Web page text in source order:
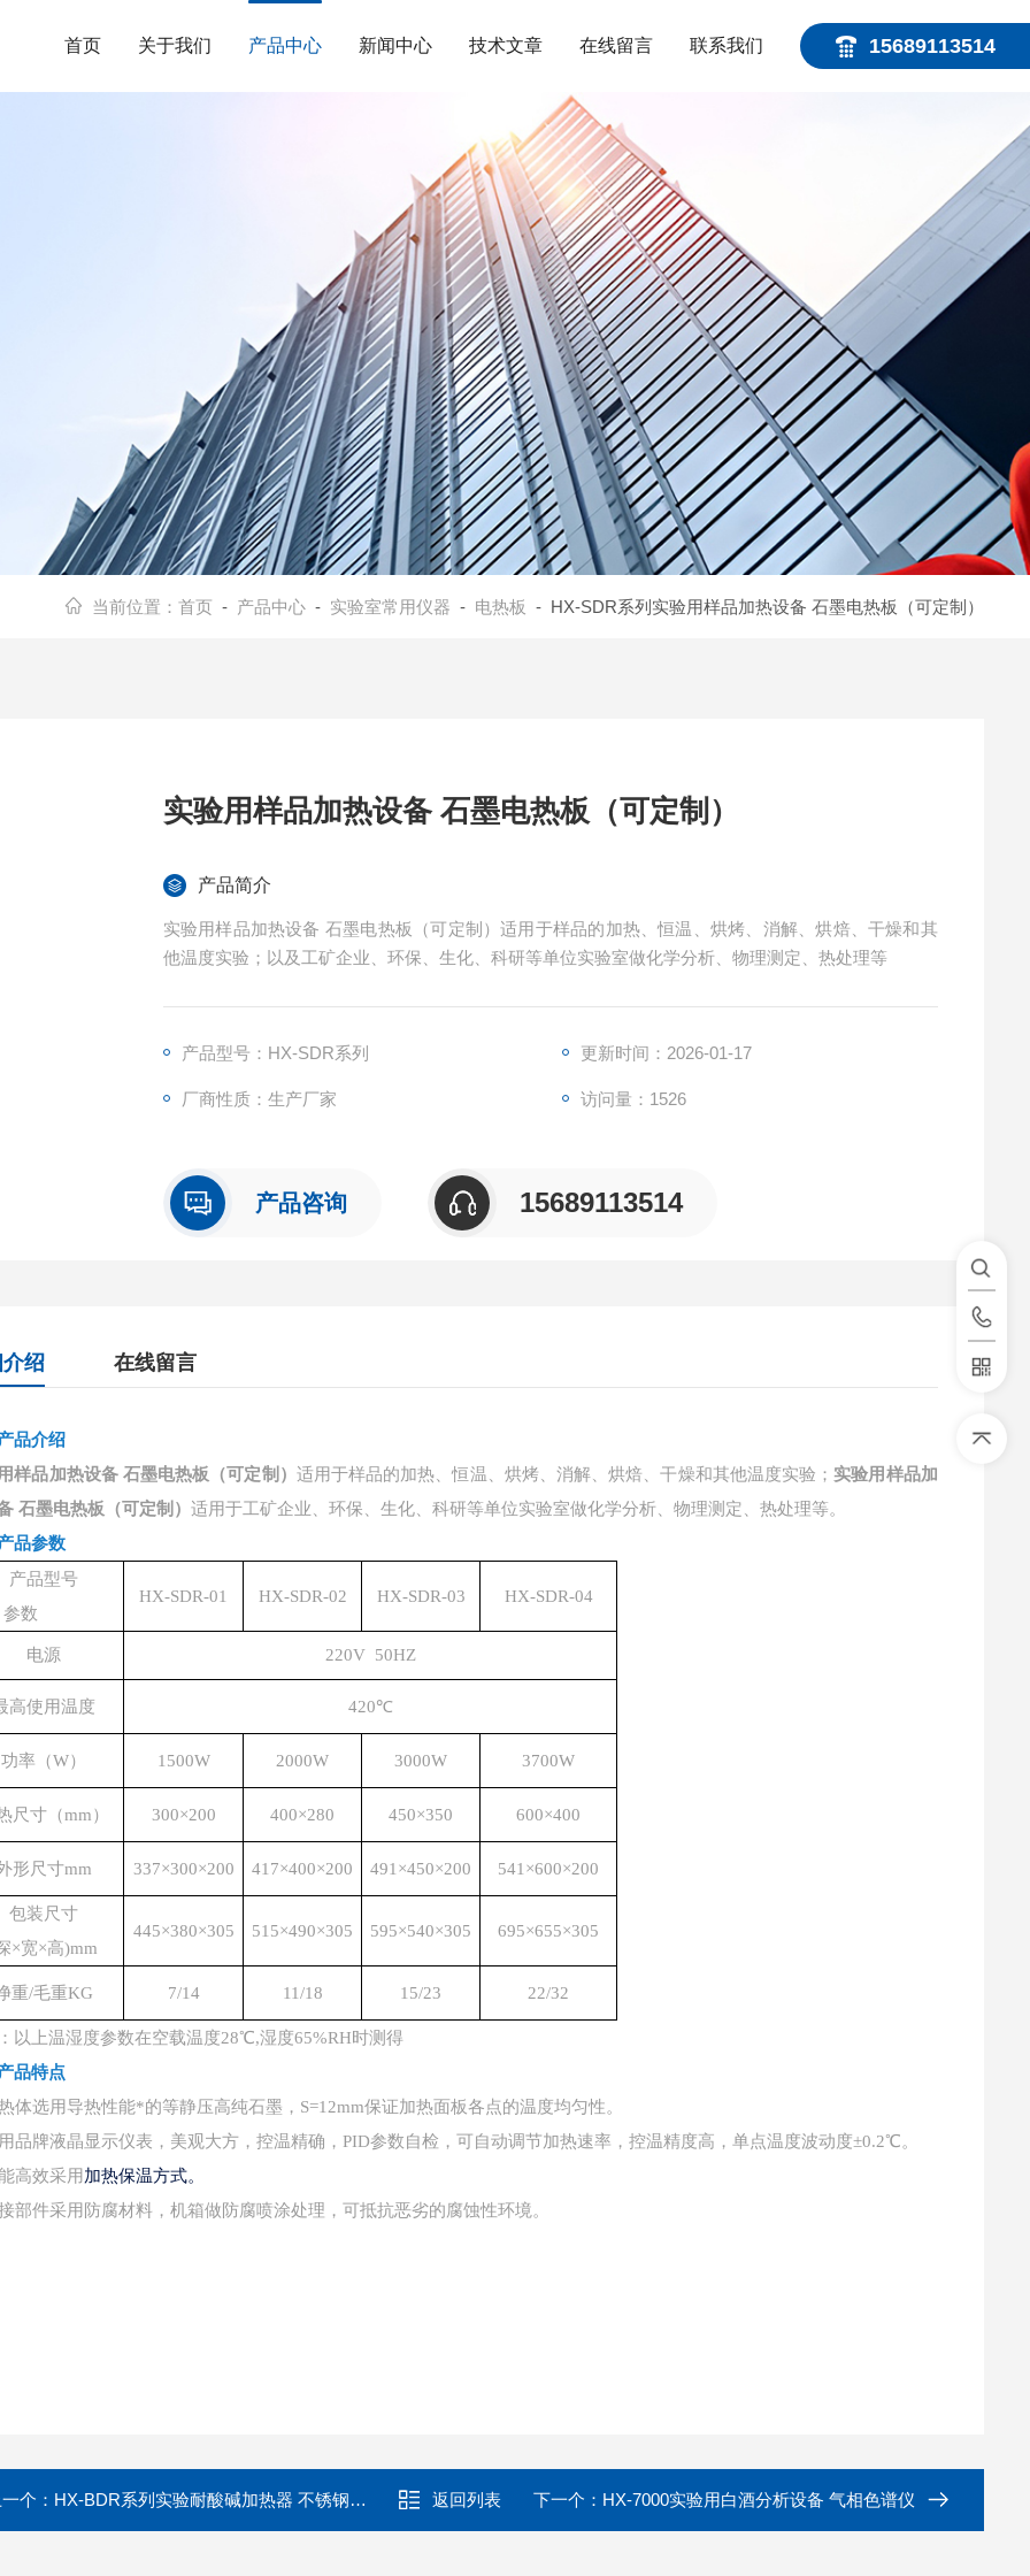
15689113514
首页 关于我们 产品中心 新闻中心 技术文章 在线留言 联系我们
当前位置： 首页 - 产品中心- 实验室常用仪器 - 电热板 - HX-SDR系列实验用样品加热设备 石墨电热板（可定制）
实验用样品加热设备 石墨电热板（可定制）
产品简介
实验用样品加热设备 石墨电热板（可定制）适用于样品的加热、恒温、烘烤、消解、烘焙、干燥和其
他温度实验；以及工矿企业、环保、生化、科研等单位实验室做化学分析、物理测定、热处理等
产品型号：HX-SDR系列 更新时间：2026-01-17
厂商性质：生产厂家 访问量：1526
产品咨询 15689113514
绍 在线留言
品介绍
样品加热设备 石墨电热板（可定制） 适用于样品的加热、恒温、烘烤、消解、烘焙、干燥和其他温度实验； 实验用样品加
石墨电热板（可定制）适用于工矿企业、环保、生化、科研等单位实验室做化学分析、物理测定、热处理等。
品参数
产品型号
数
HX-SDR-01 HX-SDR-02 HX-SDR-03 HX-SDR-04
电源 220V 50HZ
高使用温度 420℃
功率（W） 1500W 2000W 3000W 3700W
尺寸（mm） 300×200 400×280 450×350 600×400
形尺寸mm 337×300×200 417×400×200 491×450×200 541×600×200
包装尺寸
×宽×高)mm
445×380×305 515×490×305 595×540×305 695×655×305
重/毛重KG 7/14 11/18 15/23 22/32
以上温湿度参数在空载温度28℃,湿度65%RH时测得
品特点
体选用导热性能*的等静压高纯石墨，S=12mm保证加热面板各点的温度均匀性。
品牌液晶显示仪表，美观大方，控温精确，PID参数自检，可自动调节加热速率，控温精度高，单点温度波动度±0.2℃。
高效采用 加热保温方式。
部件采用防腐材料，机箱做防腐喷涂处理，可抵抗恶劣的腐蚀性环境。
个： HX-BDR系列实验耐酸碱加热器 不锈钢电热板（可定制） 返回列表 下一个： HX-7000实验用白酒分析设备 气相色谱仪